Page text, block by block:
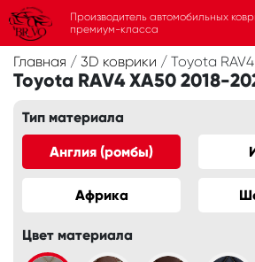
Главная / 3D коврики / Toyota
Toyota RAV4 XA50 2018-
Тип материала
Англия (ромбы)
Африка
Цвет материала
Производитель автомобильных
премиум-класса